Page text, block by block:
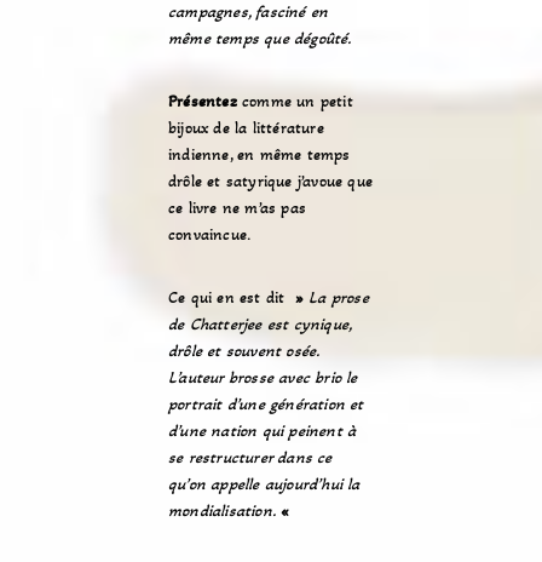
campagnes, fasciné en
même temps que dégoûté.
Présentezcomme un petit
bijoux de la littérature
indienne, en même temps
drôle et satyrique j’avoue que
ce livre ne m’as pas
convaincue.
Ce qui en est dit » La prose
de Chatterjee est cynique,
drôle et souvent osée.
L’auteur brosse avec brio le
portrait d’une génération et
d’une nation qui peinent à
se restructurer dans ce
qu’on appelle aujourd’hui la
mondialisation. «